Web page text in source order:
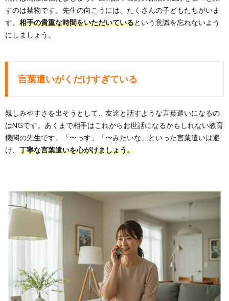
すのは禁物です。先生の向こうには、たくさんの子どもたちがいま
す。 相手の貴重な時間をいただいているという意識を忘れないよう
にしましょう。
言葉遣いがくだけすぎている
親しみやすさを出そうとして、友達と話すような言葉遣いになるの
はNGです。あくまで相手はこれからお世話になるかもしれない教育
機関の先生です。「〜っす」「〜みたいな」といった言葉遣いは避
け、 丁寧な言葉遣いを心がけましょう。